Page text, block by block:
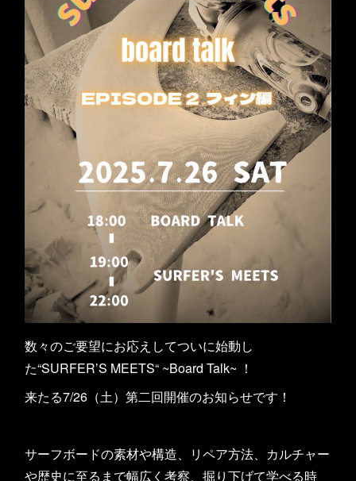
数々のご要望にお応えしてついに始動し
た“SURFER’S MEETS“ ~Board Talk~ ！
来たる7/26（土）第二回開催のお知らせです！
サーフボードの素材や構造、リペア方法、カルチャー
や歴史に至るまで幅広く考察、掘り下げて学べる時